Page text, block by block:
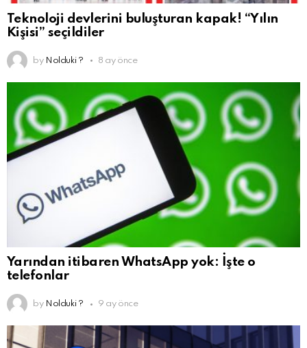
Teknoloji devlerini buluşturan kapak! “Yılın
Kişisi” seçildiler
by Nolduki ? 8 ay önce
Yarından itibaren WhatsApp yok: İşte o
telefonlar
by Nolduki ? 9 ay önce